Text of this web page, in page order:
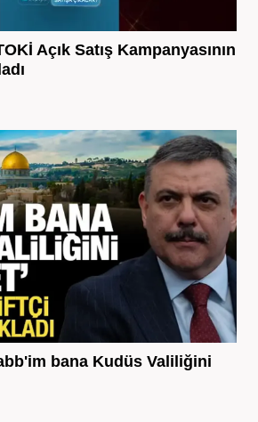
Açık Satış Kampanyasının
bana Kudüs Valiliğini